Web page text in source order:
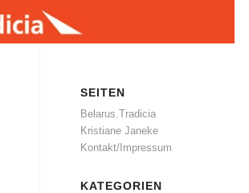
SEITEN
Belarus.Tradicia
Kristiane Janeke
Kontakt/Impressum
KATEGORIEN